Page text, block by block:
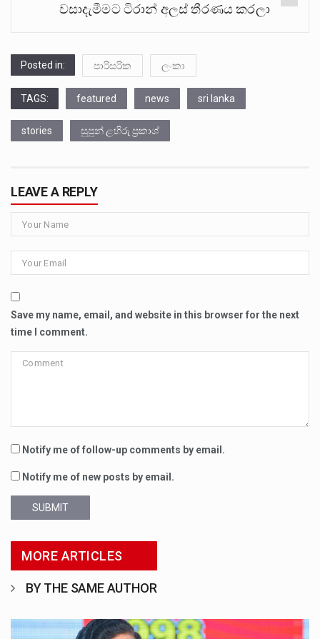
වසාදැමීමට ටිරාන් අලස් තීරණය කරලා
Posted in: පාරිසරික ලංකා
TAGS: featured news sri lanka
stories සුපුන් ළහිරු ප්‍රකාශ්
LEAVE A REPLY
Save my name, email, and website in this browser for the next
time I comment.
Notify me of follow-up comments by email.
Notify me of new posts by email.
SUBMIT
MORE ARTICLES
BY THE SAME AUTHOR